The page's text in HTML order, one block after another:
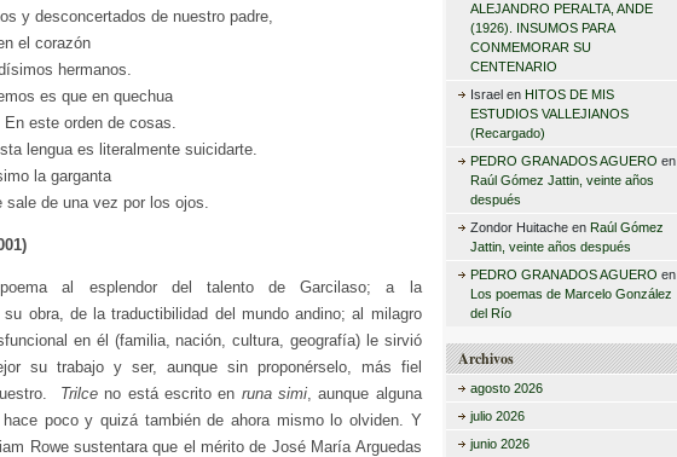
y desconcertados de nuestro padre,
el corazón
hermanos.
es que en quechua
este orden de cosas.
lengua es literalmente suicidarte.
la garganta
de una vez por los ojos.
poema al esplendor del talento de Garcilaso; a la
obra, de la traductibilidad del mundo andino; al milagro
en él (familia, nación, cultura, geografía) le sirvió
su trabajo y ser, aunque sin proponérselo, más fiel
Trilceno está escrito en runa simi, aunque alguna
poco y quizá también de ahora mismo lo olviden. Y
Rowe sustentara que el mérito de José María Arguedas
ALEJANDRO PERALTA, ANDE
(1926). INSUMOS PARA
CONMEMORAR SU
CENTENARIO
Israelen HITOS DE MIS
ESTUDIOS VALLEJIANOS
(Recargado)
PEDRO GRANADOS AGUERO en
Raúl Gómez Jattin, veinte años
después
Zondor Huitacheen Raúl Gómez
Jattin, veinte años después
PEDRO GRANADOS AGUERO en
Los poemas de Marcelo González
del Río
Archivos
agosto 2026
julio 2026
junio 2026